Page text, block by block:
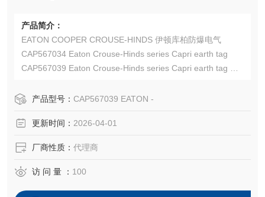
产品简介：
EATON COOPER CROUSE-HINDS 伊顿库柏防爆电气
CAP567034 Eaton Crouse-Hinds series Capri earth tag
CAP567039 Eaton Crouse-Hinds series Capri earth tag
Co.,Ltd
产品型号： CAP567039 EATON -
更新时间： 2026-04-01
厂商性质： 代理商
访 问 量 ： 100